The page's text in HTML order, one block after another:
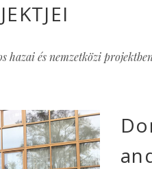
hazai és nemzetközi